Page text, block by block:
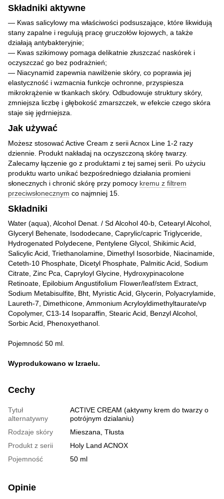
Składniki aktywne
— Kwas salicylowy ma właściwości podsuszające, które likwidują
stany zapalne i regulują pracę gruczołów łojowych, a także
działają antybakteryjnie;
— Kwas szikimowy pomaga delikatnie złuszczać naskórek i
oczyszczać go bez podrażnień;
— Niacynamid zapewnia nawilżenie skóry, co poprawia jej
elastyczność i wzmacnia funkcje ochronne, przyspiesza
mikrokrążenie w tkankach skóry. Odbudowuje struktury skóry,
zmniejsza liczbę i głębokość zmarszczek, w efekcie czego skóra
staje się jędrniejsza.
Jak używać
Możesz stosować Active Cream z serii Acnox Line 1-2 razy
dziennie. Produkt nakładaj na oczyszczoną skórę twarzy.
Zalecamy łączenie go z produktami z tej samej serii. Po użyciu
produktu warto unikać bezpośredniego działania promieni
słonecznych i chronić skórę przy pomocy kremu z filtrem
przeciwsłonecznym co najmniej 15.
Składniki
Water (aqua), Alcohol Denat. / Sd Alcohol 40-b, Cetearyl Alcohol,
Glyceryl Behenate, Isododecane, Caprylic/capric Triglyceride,
Hydrogenated Polydecene, Pentylene Glycol, Shikimic Acid,
Salicylic Acid, Triethanolamine, Dimethyl Isosorbide, Niacinamide,
Ceteth-10 Phosphate, Dicetyl Phosphate, Palmitic Acid, Sodium
Citrate, Zinc Pca, Capryloyl Glycine, Hydroxypinacolone
Retinoate, Epilobium Angustifolium Flower/leaf/stem Extract,
Sodium Metabisulfite, Bht, Myristic Acid, Glycerin, Polyacrylamide,
Laureth-7, Dimethicone, Ammonium Acryloyldimethyltaurate/vp
Copolymer, C13-14 Isoparaffin, Stearic Acid, Benzyl Alcohol,
Sorbic Acid, Phenoxyethanol.
Pojemność 50 ml.
Wyprodukowano w Izraelu.
Cechy
Tytuł
alternatywny
ACTIVE CREAM (aktywny krem do twarzy o
potrójnym dzialaniu)
Rodzaje skóry
Mieszana, Tłusta
Produkt z serii
Holy Land ACNOX
Pojemność
50 ml
Opinie